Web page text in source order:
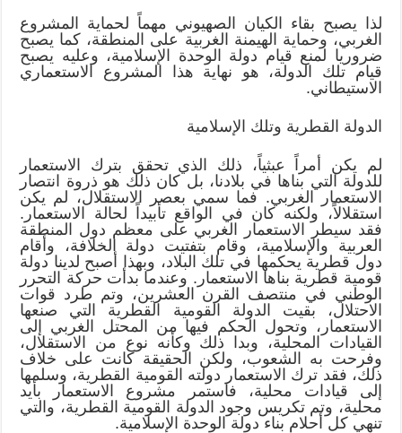
لذا يصبح بقاء الكيان الصهيوني مهماً لحماية المشروع
الغربي، وحماية الهيمنة الغربية على المنطقة، كما يصبح
ضروريا لمنع قيام دولة الوحدة الإسلامية، وعليه يصبح
قيام تلك الدولة، هو نهاية هذا المشروع الاستعماري
الاستيطاني.
الدولة القطرية وتلك الإسلامية
لم يكن أمراً عبثياً، ذلك الذي تحقق بترك الاستعمار
للدولة التي بناها في بلادنا، بل كان ذلك هو ذروة انتصار
الاستعمار الغربي. فما سمي بعصر الاستقلال، لم يكن
استقلالاً، ولكنه كان في الواقع تأبيداً لحالة الاستعمار.
فقد سيطر الاستعمار الغربي على معظم دول المنطقة
العربية والإسلامية، وقام بتفتيت دولة الخلافة، وأقام
دول قطرية يحكمها في تلك البلاد، وبهذا أصبح لدينا دولة
قومية قطرية بناها الاستعمار. وعندما بدأت حركة التحرر
الوطني في منتصف القرن العشرين، وتم طرد قوات
الاحتلال، بقيت الدولة القومية القطرية التي صنعها
الاستعمار، وتحول الحكم فيها من المحتل الغربي إلى
القيادات المحلية، وبدا ذلك وكأنه نوع من الاستقلال،
وفرحت به الشعوب، ولكن الحقيقة كانت على خلاف
ذلك، فقد ترك الاستعمار دولته القومية القطرية، وسلمها
إلى قيادات محلية، فاستمر مشروع الاستعمار بأيد
محلية، وتم تكريس وجود الدولة القومية القطرية، والتي
تنهي كل أحلام بناء دولة الوحدة الإسلامية.